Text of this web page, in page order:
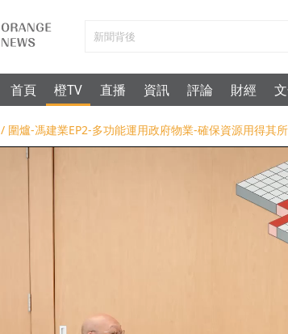
首頁 橙TV 直播 資訊 評論 財經
/ 圍爐-馮建業EP2-多功能運用政府物業-確保資源用得其所